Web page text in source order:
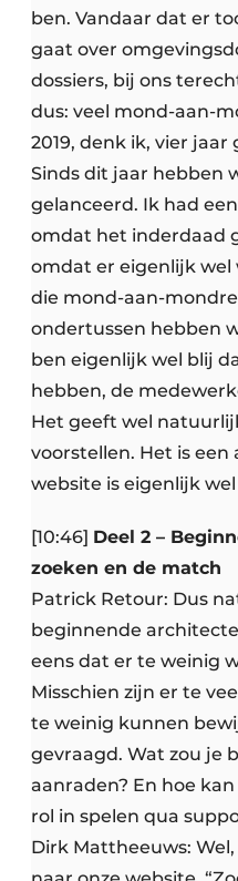
ben. Vandaar dat er
gaat over
dossiers, bij ons
dus: veel mond-aan-
2019, denk ik, vier
Sinds dit jaar hebben
gelanceerd. Ik had
omdat het inderdaad
omdat er eigenlijk wel
die mond-aan-
ondertussen hebben
ben eigenlijk wel blij
hebben, de
Het geeft wel
voorstellen. Het is een
website is eigenlijk
[10:46] Deel 2 –
zoeken en de match
Patrick Retour: Dus
beginnende
eens dat er te weinig
Misschien zijn er te
te weinig kunnen
gevraagd. Wat zou je
aanraden? En hoe
rol in spelen qua
Dirk Mattheeuws: